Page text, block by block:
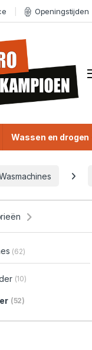
Openingstijden
Wassen en drogen
(62)
(10)
(52)